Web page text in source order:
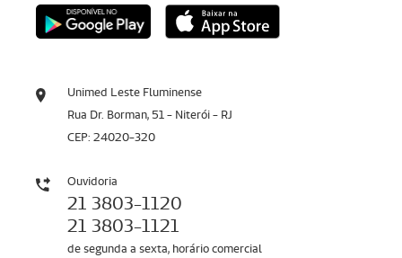
Unimed Leste Fluminense
Rua Dr. Borman, 51 - Niterói - RJ
CEP: 24020-320
Ouvidoria
21 3803-1120
21 3803-1121
de segunda a sexta, horário comercial